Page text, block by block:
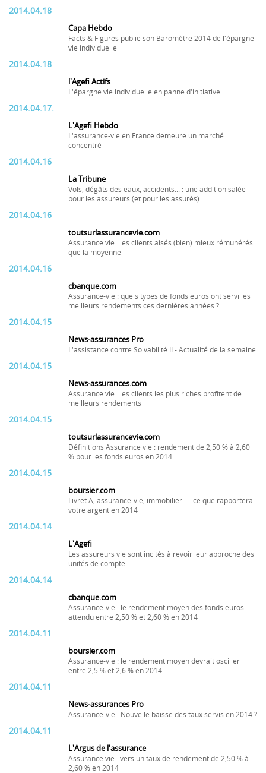
2014.04.18
Capa Hebdo
Facts & Figures publie son Baromètre 2014 de l'épargne
vie individuelle
2014.04.18
l'Agefi Actifs
L'épargne vie individuelle en panne d'initiative
2014.04.17.
L'Agefi Hebdo
L'assurance-vie en France demeure un marché
concentré
2014.04.16
La Tribune
Vols, dégâts des eaux, accidents... : une addition salée
pour les assureurs (et pour les assurés)
2014.04.16
toutsurlassurancevie.com
Assurance vie : les clients aisés (bien) mieux rémunérés
que la moyenne
2014.04.16
cbanque.com
Assurance-vie : quels types de fonds euros ont servi les
meilleurs rendements ces dernières années ?
2014.04.15
News-assurances Pro
L'assistance contre Solvabilité II - Actualité de la semaine
2014.04.15
News-assurances.com
Assurance vie : les clients les plus riches profitent de
meilleurs rendements
2014.04.15
toutsurlassurancevie.com
Définitions Assurance vie : rendement de 2,50 % à 2,60
% pour les fonds euros en 2014
2014.04.15
boursier.com
Livret A, assurance-vie, immobilier... : ce que rapportera
votre argent en 2014
2014.04.14
L'Agefi
Les assureurs vie sont incités à revoir leur approche des
unités de compte
2014.04.14
cbanque.com
Assurance-vie : le rendement moyen des fonds euros
attendu entre 2,50 % et 2,60 % en 2014
2014.04.11
boursier.com
Assurance-vie : le rendement moyen devrait osciller
entre 2,5 % et 2,6 % en 2014
2014.04.11
News-assurances Pro
Assurance-vie : Nouvelle baisse des taux servis en 2014 ?
2014.04.11
L'Argus de l'assurance
Assurance vie : vers un taux de rendement de 2,50 % à
2,60 % en 2014